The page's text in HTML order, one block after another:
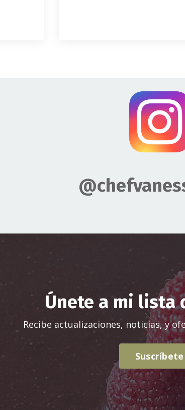
Únete a mi lista
Recibe actualizaciones, noticias, y
Suscríbete